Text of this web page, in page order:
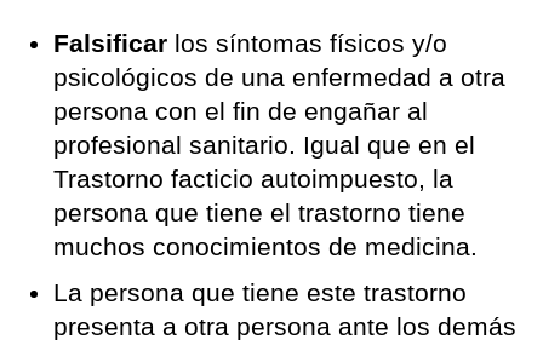
Falsificar los síntomas físicos y/o
psicológicos de una enfermedad a otra
persona con el fin de engañar al
profesional sanitario. Igual que en el
Trastorno facticio autoimpuesto, la
persona que tiene el trastorno tiene
muchos conocimientos de medicina.
La persona que tiene este trastorno
presenta a otra persona ante los demás